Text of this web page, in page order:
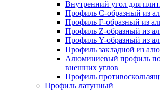
Внутренний угол для
Профиль C-образный из
Профиль F-образный из
Профиль Z-образный из
Профиль Y-образный из
Профиль закладной из
Алюминиевый профиль
внешних углов
Профиль
Профиль латунный